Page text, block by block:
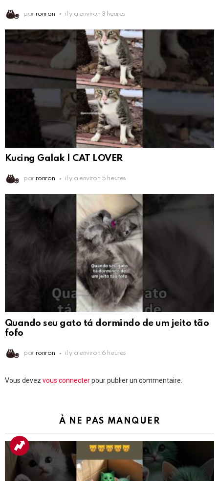
par ronron il y a environ 3 heures
Kucing Galak | CAT LOVER
par ronron il y a environ 5 heures
Quando seu gato tá dormindo de um jeito tão
fofo
par ronron il y a environ 6 heures
Laisser
Vous devez vous connecterpour publier un commentaire.
À NE PAS MANQUER